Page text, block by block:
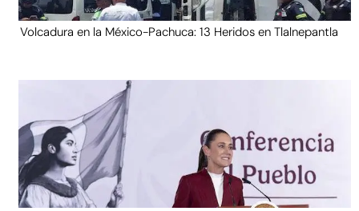
Volcadura en la México-Pachuca: 13 Heridos en Tlalnepantla